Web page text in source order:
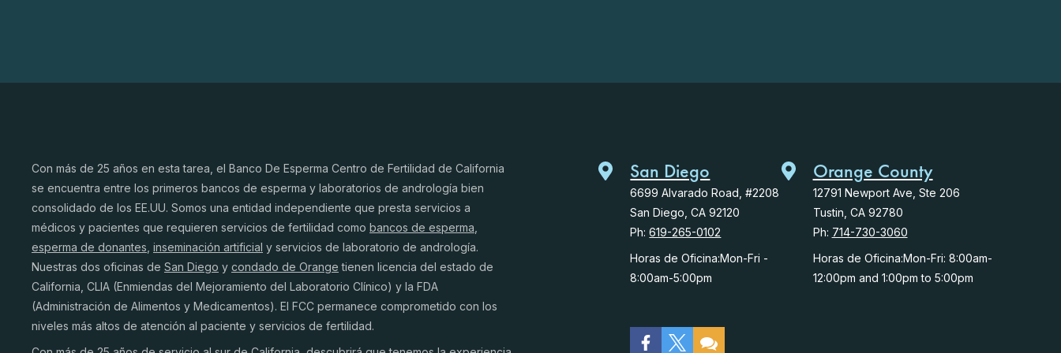
Con más de 25 años en esta tarea, el Banco De Esperma Centro de Fertilidad de California
se encuentra entre los primeros bancos de esperma y laboratorios de andrología bien
consolidado de los EE.UU. Somos una entidad independiente que presta servicios a
médicos y pacientes que requieren servicios de fertilidad como bancos de esperma
esperma de donantes inseminación artificial y servicios de laboratorio de andrología.
Nuestras dos oficinas de San Diego y condado de Orange tienen licencia del estado de
California, CLIA (Enmiendas del Mejoramiento del Laboratorio Clínico) y la FDA
(Administración de Alimentos y Medicamentos). El FCC permanece comprometido con los
niveles más altos de atención al paciente y servicios de fertilidad.
San Diego
6699 Alvarado Road, #2208
San Diego, CA 92120
Ph:619-265-0102
Horas de Oficina:Mon-Fri -
8:00am-5:00pm
Orange County
12791 Newport Ave, Ste 206
Tustin, CA 92780
Ph: 714-730-3060
Horas de Oficina:Mon-Fri: 8:00am-
12:00pm and 1:00pm to 5:00pm